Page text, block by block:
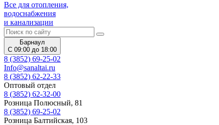
Все для отопления,
водоснабжения
и канализации
Барнаул
С 09:00 до 18:00
8 (3852) 69-25-02
Info@sanaltai.ru
8 (3852) 62-22-33
Оптовый отдел
8 (3852) 62-32-00
Розница Полюсный, 81
8 (3852) 69-25-02
Розница Балтийская, 103